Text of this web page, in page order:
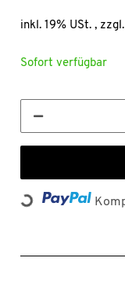
inkl. 19% USt. , zzgl.
Sofort verfügbar
Loading...